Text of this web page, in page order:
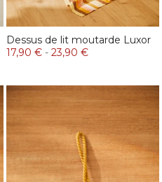
Dessus de lit moutarde Luxor
17,90 € - 23,90 €